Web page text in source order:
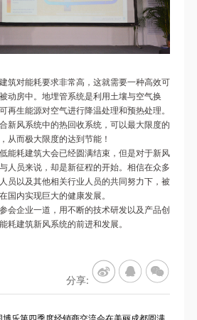
筑对能耗要求非常高，这就需要一种高效可
动房中。地埋管系统是利用土壤与空气换
再生能源对空气进行降温处理和预热处理。
新风系统中的热回收系统，可以最大限度的
从而极大限度的达到节能！
能耗建筑大会已经圆满结束，但是对于新风
人员来说，却是新征程的开始。相信在众多
员以及其他相关行业人员的共同努力下，被
国内实现巨大的健康发展。
会企业一道，用不断的技术研发以及产品创
耗建筑新风系统的前进和发展。
分享: